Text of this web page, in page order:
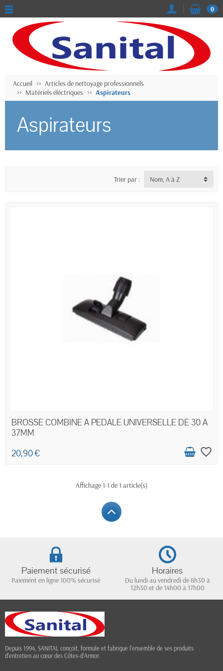
0
Accueil
Articles de nettoyage professionnels
Matériels éléctriques
Aspirateurs
Aspirateurs
Trier par : Nom, A à Z
BROSSE COMBINE A PEDALE UNIVERSELLE DE 30 A
37MM
20,90 €
favorite_border
Affichage 1-1 de 1 article(s)
Paiement sécurisé
Paiement en ligne 100% sécurisé
Horaires
Du lundi au vendredi de 8h30 à
12h30 et de 14h00 à 17h00
Depuis 1994, SANITAL conçoit, formule et fabrique l’ensemble de ses produits
d’entretien au cœur des Côtes-d’Armor.